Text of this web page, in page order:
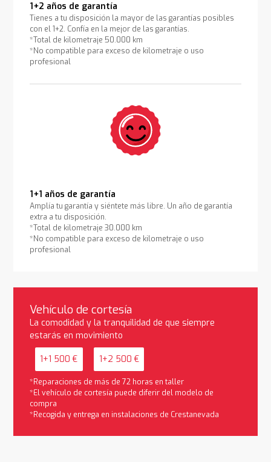
1+2 años de garantía
Tienes a tu disposición la mayor de las garantías posibles
con el 1+2. Confía en la mejor de las garantías.
*Total de kilometraje 50.000 km
*No compatible para exceso de kilometraje o uso
profesional
1+1 años de garantía
Amplía tu garantía y siéntete más libre. Un año de garantía
extra a tu disposición.
*Total de kilometraje 30.000 km
*No compatible para exceso de kilometraje o uso
profesional
Vehículo de cortesía
La comodidad y la tranquilidad de que siempre
estarás en movimiento
1+1 500 € 1+2 500 €
*Reparaciones de más de 72 horas en taller
*El vehículo de cortesía puede diferir del modelo de
compra
*Recogida y entrega en instalaciones de Crestanevada